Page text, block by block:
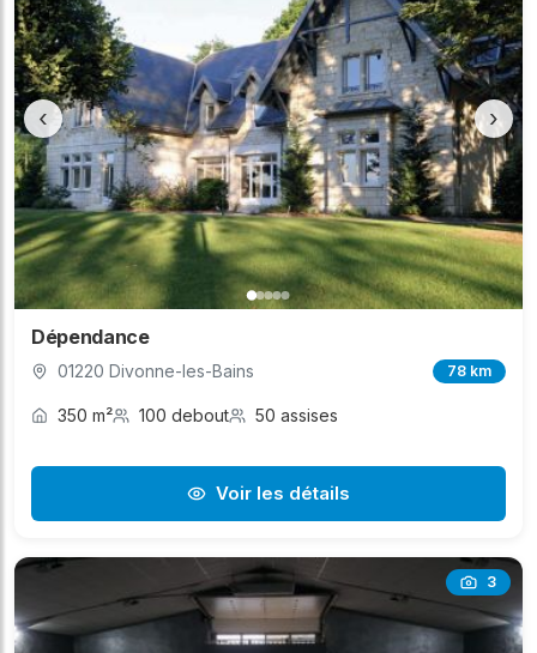
‹ ›
Dépendance
01220 Divonne-les-Bains 78 km
350 m² 100 debout 50 assises
Voir les détails
3